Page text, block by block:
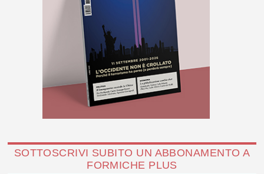
SOTTOSCRIVI SUBITO UN ABBONAMENTO A
FORMICHE PLUS